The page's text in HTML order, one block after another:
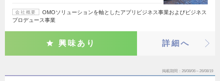
会社概要
OMOソリューションを軸としたアプリビジネス事業およびビジネス
プロデュース事業
興味あり 詳細へ
掲載期間 26/08/06～26/08/19